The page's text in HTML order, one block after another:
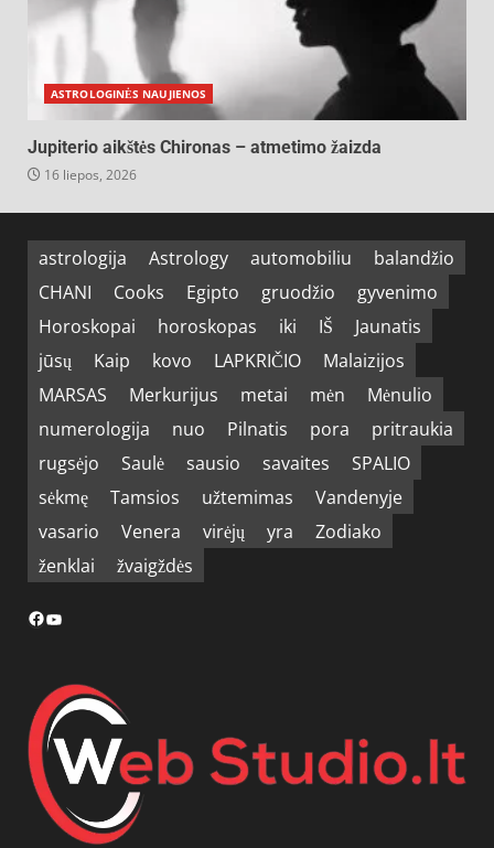
ASTROLOGINĖS NAUJIENOS
Jupiterio aikštės Chironas – atmetimo žaizda
16 liepos, 2026
astrologija Astrology automobiliu
balandžio
CHANI
Cooks Egipto gruodžio
gyvenimo
Horoskopai
horoskopas iki IŠ
Jaunatis
jūsų
Kaip kovo LAPKRIČIO
Malaizijos
MARSAS
Merkurijus metai mėn
Mėnulio
numerologija
nuo Pilnatis pora
pritraukia
rugsėjo
Saulė sausio savaites
SPALIO
sėkmę
Tamsios užtemimas
Vandenyje
vasario
Venera virėjų yra
Zodiako
ženklai
žvaigždės
Facebook
YouTube